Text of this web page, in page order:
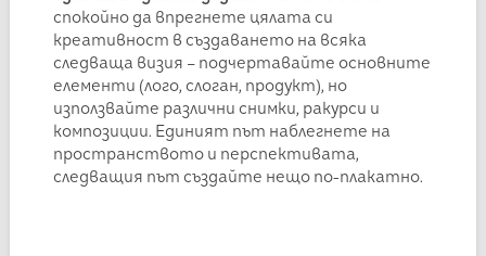
спокойно да впрегнете цялата си
креативност в създаването на всяка
следваща визия – подчертавайте основните
елементи (лого, слоган, продукт), но
използвайте различни снимки, ракурси и
композиции. Единият път наблегнете на
пространството и перспективата,
следващия път създайте нещо по-плакатно.